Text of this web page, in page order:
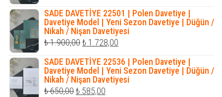
fiyat:
₺ 990,00.fiyat:
₺ 810,00.
SADE DAVETİYE 22501 | Polen Davetiye |
Davetiye Model | Yeni Sezon Davetiye | Düğün /
Nikah / Nişan Davetiyesi
₺1.900,00Orijinal
fiyat:
₺ 1.900,00.
₺ 1.728,00
fiyat:
₺ 1.728,00.
SADE DAVETİYE 22536 | Polen Davetiye |
Davetiye Model | Yeni Sezon Davetiye | Düğün /
Nikah / Nişan Davetiyesi
₺650,00Orijinal
₺ 585,00